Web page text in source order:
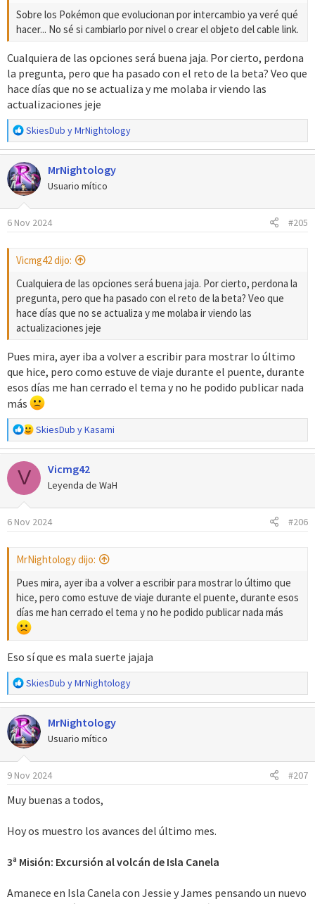
Sobre los Pokémon que evolucionan por intercambio ya veré qué
hacer... No sé si cambiarlo por nivel o crear el objeto del cable link.
Cualquiera de las opciones será buena jaja. Por cierto, perdona
la pregunta, pero que ha pasado con el reto de la beta? Veo que
hace días que no se actualiza y me molaba ir viendo las
actualizaciones jeje
R
e
a
c
c
i
o
n
:
SkiesDub yMrNightology
MrNightology
Usuario mítico
6 Nov 2024 #205
Vicmg42 dijo:
Cualquiera de las opciones será buena jaja. Por cierto, perdona la
pregunta, pero que ha pasado con el reto de la beta? Veo que
hace días que no se actualiza y me molaba ir viendo las
actualizaciones jeje
Pues mira, ayer iba a volver a escribir para mostrar lo último
que hice, pero como estuve de viaje durante el puente, durante
esos días me han cerrado el tema y no he podido publicar nada
más
R
e
a
c
c
o
n
:
SkiesDub yKasami
V Vicmg42
Leyenda de WaH
6 Nov 2024 #206
MrNightology dijo:
Pues mira, ayer iba a volver a escribir para mostrar lo último que
hice, pero como estuve de viaje durante el puente, durante esos
días me han cerrado el tema y no he podido publicar nada más
Eso sí que es mala suerte jajaja
R
e
a
c
c
i
o
n
s
SkiesDub yMrNightology
MrNightology
Usuario mítico
9 Nov 2024 #207
Muy buenas a todos,
Hoy os muestro los avances del último mes.
3ª Misión: Excursión al volcán de Isla Canela
Amanece en Isla Canela con Jessie y James pensando un nuevo